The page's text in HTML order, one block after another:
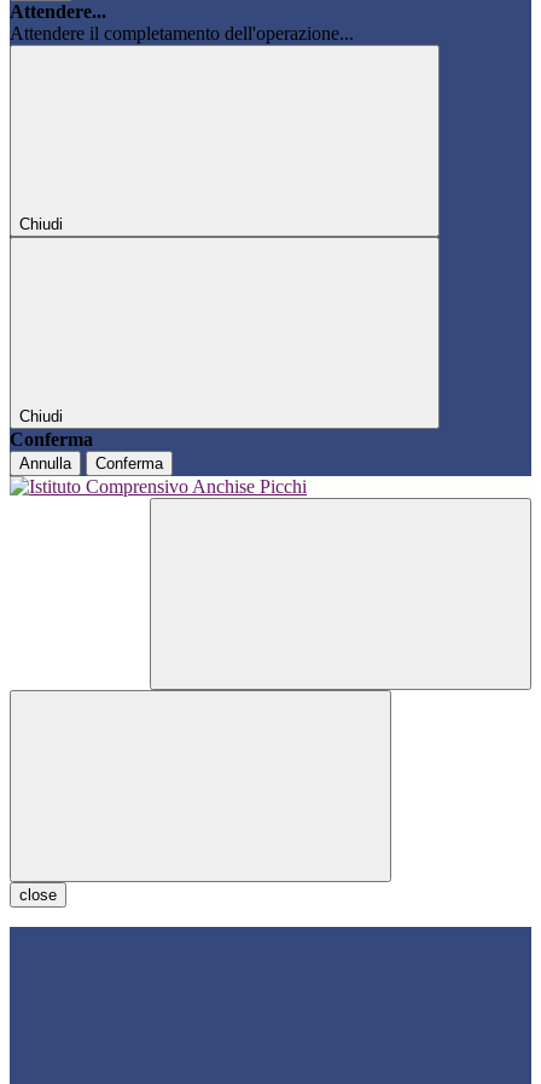
Attendere...
Attendere il completamento dell'operazione...
Chiudi
Chiudi
Conferma
Annulla Conferma
close